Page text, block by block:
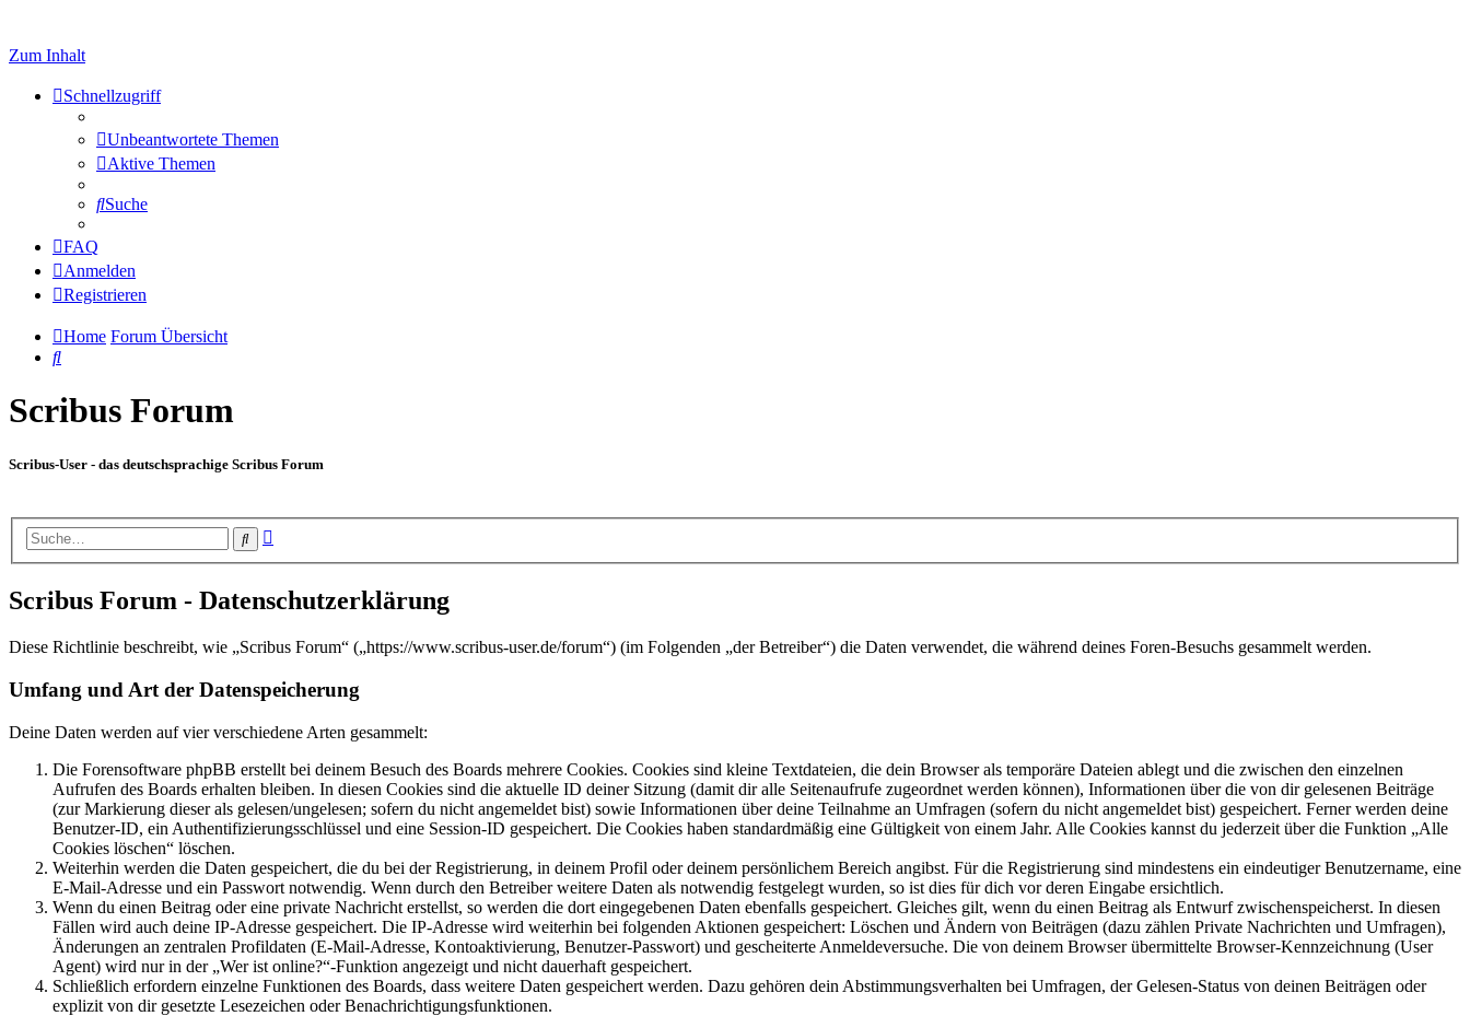
Zum Inhalt
Schnellzugriff
Unbeantwortete Themen
Aktive Themen
Suche
FAQ
Anmelden
Registrieren
Home Forum Übersicht
Suche
Scribus Forum
Scribus-User - das deutschsprachige Scribus Forum
Suche
Scribus Forum - Datenschutzerklärung
Diese Richtlinie beschreibt, wie „Scribus Forum“ („https://www.scribus-user.de/forum“) (im Folgenden „der Betreiber“) die Daten verwendet, die während deines Foren-Besuchs gesammelt werden.
Umfang und Art der Datenspeicherung
Deine Daten werden auf vier verschiedene Arten gesammelt:
Die Forensoftware phpBB erstellt bei deinem Besuch des Boards mehrere Cookies. Cookies sind kleine Textdateien, die dein Browser als temporäre Dateien ablegt und die zwischen den einzelnen
Aufrufen des Boards erhalten bleiben. In diesen Cookies sind die aktuelle ID deiner Sitzung (damit dir alle Seitenaufrufe zugeordnet werden können), Informationen über die von dir gelesenen Beiträge
(zur Markierung dieser als gelesen/ungelesen; sofern du nicht angemeldet bist) sowie Informationen über deine Teilnahme an Umfragen (sofern du nicht angemeldet bist) gespeichert. Ferner werden deine
Benutzer-ID, ein Authentifizierungsschlüssel und eine Session-ID gespeichert. Die Cookies haben standardmäßig eine Gültigkeit von einem Jahr. Alle Cookies kannst du jederzeit über die Funktion „Alle
Cookies löschen“ löschen.
Weiterhin werden die Daten gespeichert, die du bei der Registrierung, in deinem Profil oder deinem persönlichem Bereich angibst. Für die Registrierung sind mindestens ein eindeutiger Benutzername, eine
E-Mail-Adresse und ein Passwort notwendig. Wenn durch den Betreiber weitere Daten als notwendig festgelegt wurden, so ist dies für dich vor deren Eingabe ersichtlich.
Wenn du einen Beitrag oder eine private Nachricht erstellst, so werden die dort eingegebenen Daten ebenfalls gespeichert. Gleiches gilt, wenn du einen Beitrag als Entwurf zwischenspeicherst. In diesen
Fällen wird auch deine IP-Adresse gespeichert. Die IP-Adresse wird weiterhin bei folgenden Aktionen gespeichert: Löschen und Ändern von Beiträgen (dazu zählen Private Nachrichten und Umfragen),
Änderungen an zentralen Profildaten (E-Mail-Adresse, Kontoaktivierung, Benutzer-Passwort) und gescheiterte Anmeldeversuche. Die von deinem Browser übermittelte Browser-Kennzeichnung (User
Agent) wird nur in der „Wer ist online?“-Funktion angezeigt und nicht dauerhaft gespeichert.
Schließlich erfordern einzelne Funktionen des Boards, dass weitere Daten gespeichert werden. Dazu gehören dein Abstimmungsverhalten bei Umfragen, der Gelesen-Status von deinen Beiträgen oder
explizit von dir gesetzte Lesezeichen oder Benachrichtigungsfunktionen.